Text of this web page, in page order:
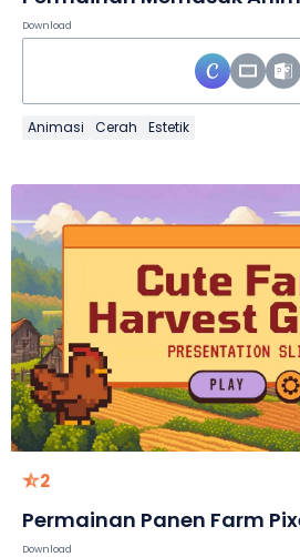
Download
Animasi Cerah Estetik
2
Download